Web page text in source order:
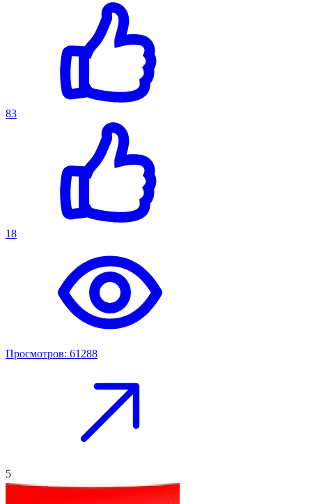
83
18
Просмотров: 61288
5